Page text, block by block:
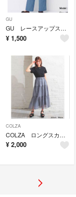
GU
GU レースアップストレートデニム
¥ 1,500
COLZA
COLZA ロングスカート
¥ 2,000